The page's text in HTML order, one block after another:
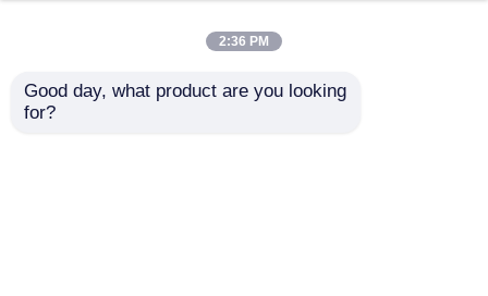
2:36 PM
Good day, what product are you looking
for?